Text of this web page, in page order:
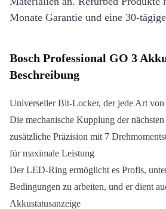
Monate Garantie und eine 30-
Bosch Professional GO 3
Beschreibung
Universeller Bit-Locker, der jede Art
Die mechanische Kupplung der
zusätzliche Präzision mit 7
für maximale Leistung
Der LED-Ring ermöglicht es Profis,
Bedingungen zu arbeiten, und er dient
Akkustatusanzeige